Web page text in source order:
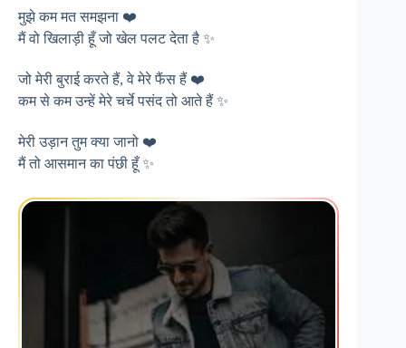
मुझे कम मत समझना ❤️
मैं वो खिलाड़ी हूँ जो खेल पलट देता है ✨
जो मेरी बुराई करते हैं, वे मेरे फैंस हैं ❤️
कम से कम उन्हें मेरे चर्चे पसंद तो आते हैं ✨
मेरी उड़ान तुम क्या जानो ❤️
मैं तो आसमान का पंछी हूँ ✨